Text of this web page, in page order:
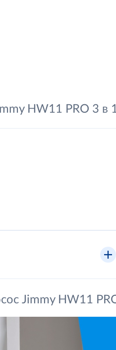
HW11 PRO 3 в
Jimmy HW11